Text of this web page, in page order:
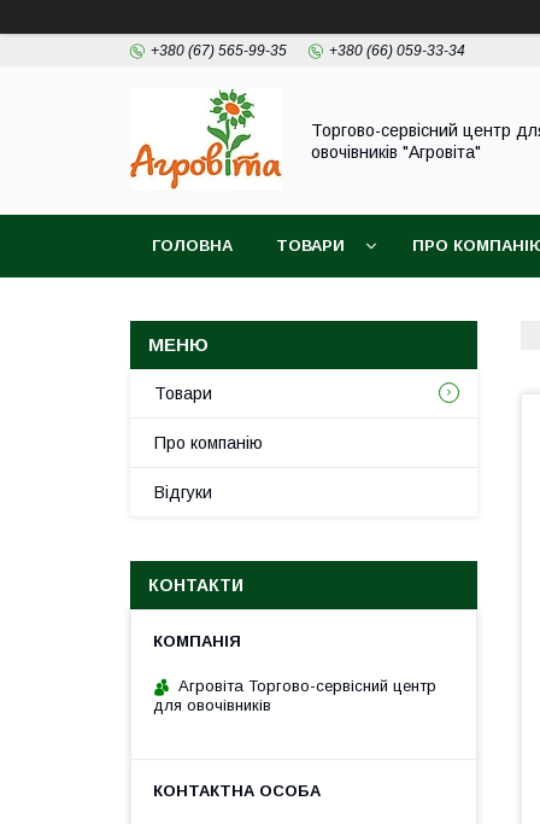
+380 (67) 565-99-35 +380 (66) 059-33-34
Торгово-сервісний центр
овочівників "Агровіта"
ГОЛОВНА ТОВАРИ ПРО
Товари
Про компанію
Відгуки
КОНТАКТИ
Агровіта Торгово-сервісний центр
для овочівників